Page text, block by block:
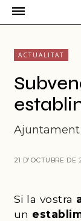
ACTUALITAT
Ajuntament
Si la vostra
un